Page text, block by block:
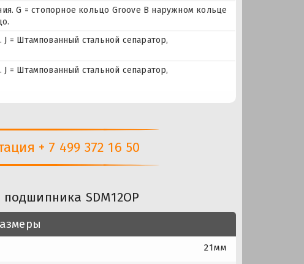
G = стопорное кольцо Groove В наружном кольце
= Штампованный стальной сепаратор,
= Штампованный стальной сепаратор,
+ 7 499 372 16 50
SDM12OP
21мм